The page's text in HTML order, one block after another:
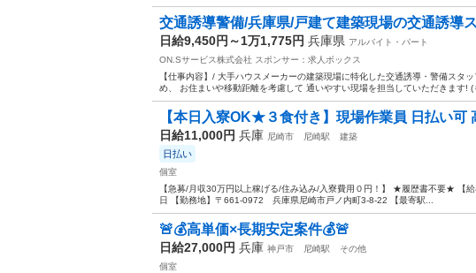
交通誘導警備/兵庫県/戸建て建築現場の交通誘導
日給9,450円～1万1,775円 兵庫県 アルバイト・パート
ON.Sサービス株式会社 スポンサー：求人ボックス
【仕事内容】/ 大手ハウスメーカーの建築現場に特化した交通誘導・警備スタ
め、 お住まいや移動距離を考慮して 通いやすい現場を担当していただきます! (
【本日入寮OK★３食付き】現場作業員 日払い可
日給11,000円 兵庫 尼崎市 尼崎駅 建築
日払い
個室
【急募/月収30万円以上稼げる/住み込み/入寮費用０円！】 ★履歴書不要★ 【
日 【勤務地】〒661-0972 兵庫県尼崎市戸ノ内町3-8-22 【最寄駅...
🚨💰高単価×長期安定案件💰🚨
日給27,000円 兵庫 神戸市 尼崎駅
その他
個室